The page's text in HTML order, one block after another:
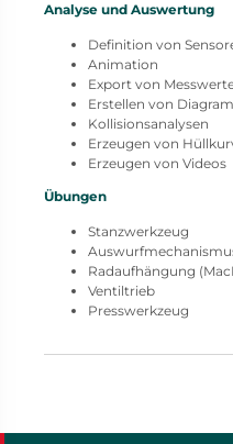
Analyse und Auswertung
Definition von
Animation
Export von
Erstellen von
Kollisionsanalysen
Erzeugen von
Erzeugen von Videos
Übungen
Stanzwerkzeug
Radaufhängung
Ventiltrieb
Presswerkzeug